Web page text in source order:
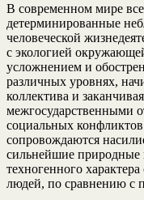
В современном мире
детерминированные
человеческой
с экологией
усложнением и
различных уровнях,
коллектива и
межгосударственными
социальных
сопровождаются
сильнейшие природные
техногенного
людей, по сравнению с